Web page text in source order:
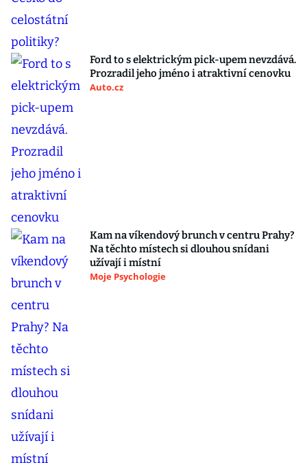
Ford to s elektrickým pick-upem nevzdává.
Prozradil jeho jméno i atraktivní cenovku
Auto.cz
Kam na víkendový brunch v centru Prahy?
Na těchto místech si dlouhou snídani
užívají i místní
Moje Psychologie